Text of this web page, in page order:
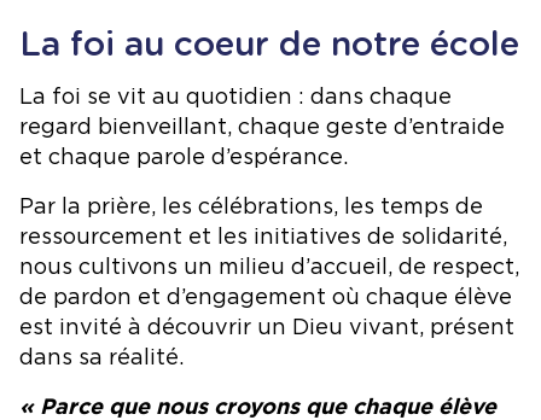
La foi au coeur de notre école
La foi se vit au quotidien : dans chaque
regard bienveillant, chaque geste d’entraide
et chaque parole d’espérance.
Par la prière, les célébrations, les temps de
ressourcement et les initiatives de solidarité,
nous cultivons un milieu d’accueil, de respect,
de pardon et d’engagement où chaque élève
est invité à découvrir un Dieu vivant, présent
dans sa réalité.
« Parce que nous croyons que chaque élève